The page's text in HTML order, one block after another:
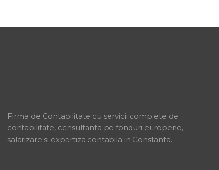
Firma de Contabilitate cu servicii complete de
contabilitate, consultanta pe fonduri europene,
salarizare si expertiza contabila in Constanta.